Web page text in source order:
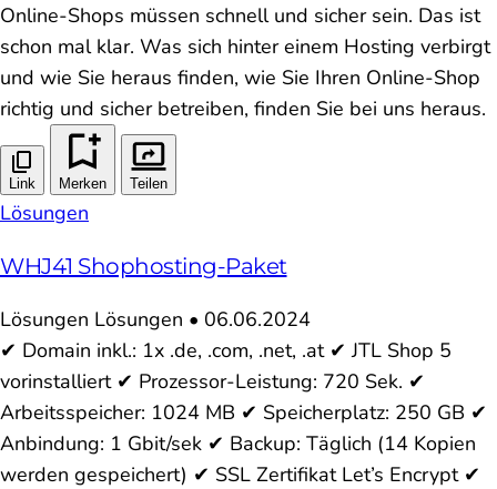
Online-Shops müssen schnell und sicher sein. Das ist
schon mal klar. Was sich hinter einem Hosting verbirgt
und wie Sie heraus finden, wie Sie Ihren Online-Shop
richtig und sicher betreiben, finden Sie bei uns heraus.
Link Merken Teilen
Lösungen
WHJ41 Shophosting-Paket
Lösungen Lösungen • 06.06.2024
✔ Domain inkl.: 1x .de, .com, .net, .at ✔ JTL Shop 5
vorinstalliert ✔ Prozessor-Leistung: 720 Sek. ✔
Arbeitsspeicher: 1024 MB ✔ Speicherplatz: 250 GB ✔
Anbindung: 1 Gbit/sek ✔ Backup: Täglich (14 Kopien
werden gespeichert) ✔ SSL Zertifikat Let’s Encrypt ✔